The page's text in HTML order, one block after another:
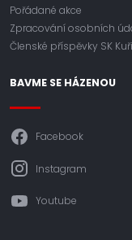
Pořádané akce
Zpracování osobních
Členské příspěvky SK
BAVME SE HÁZENOU
Facebook
Instagram
Youtube